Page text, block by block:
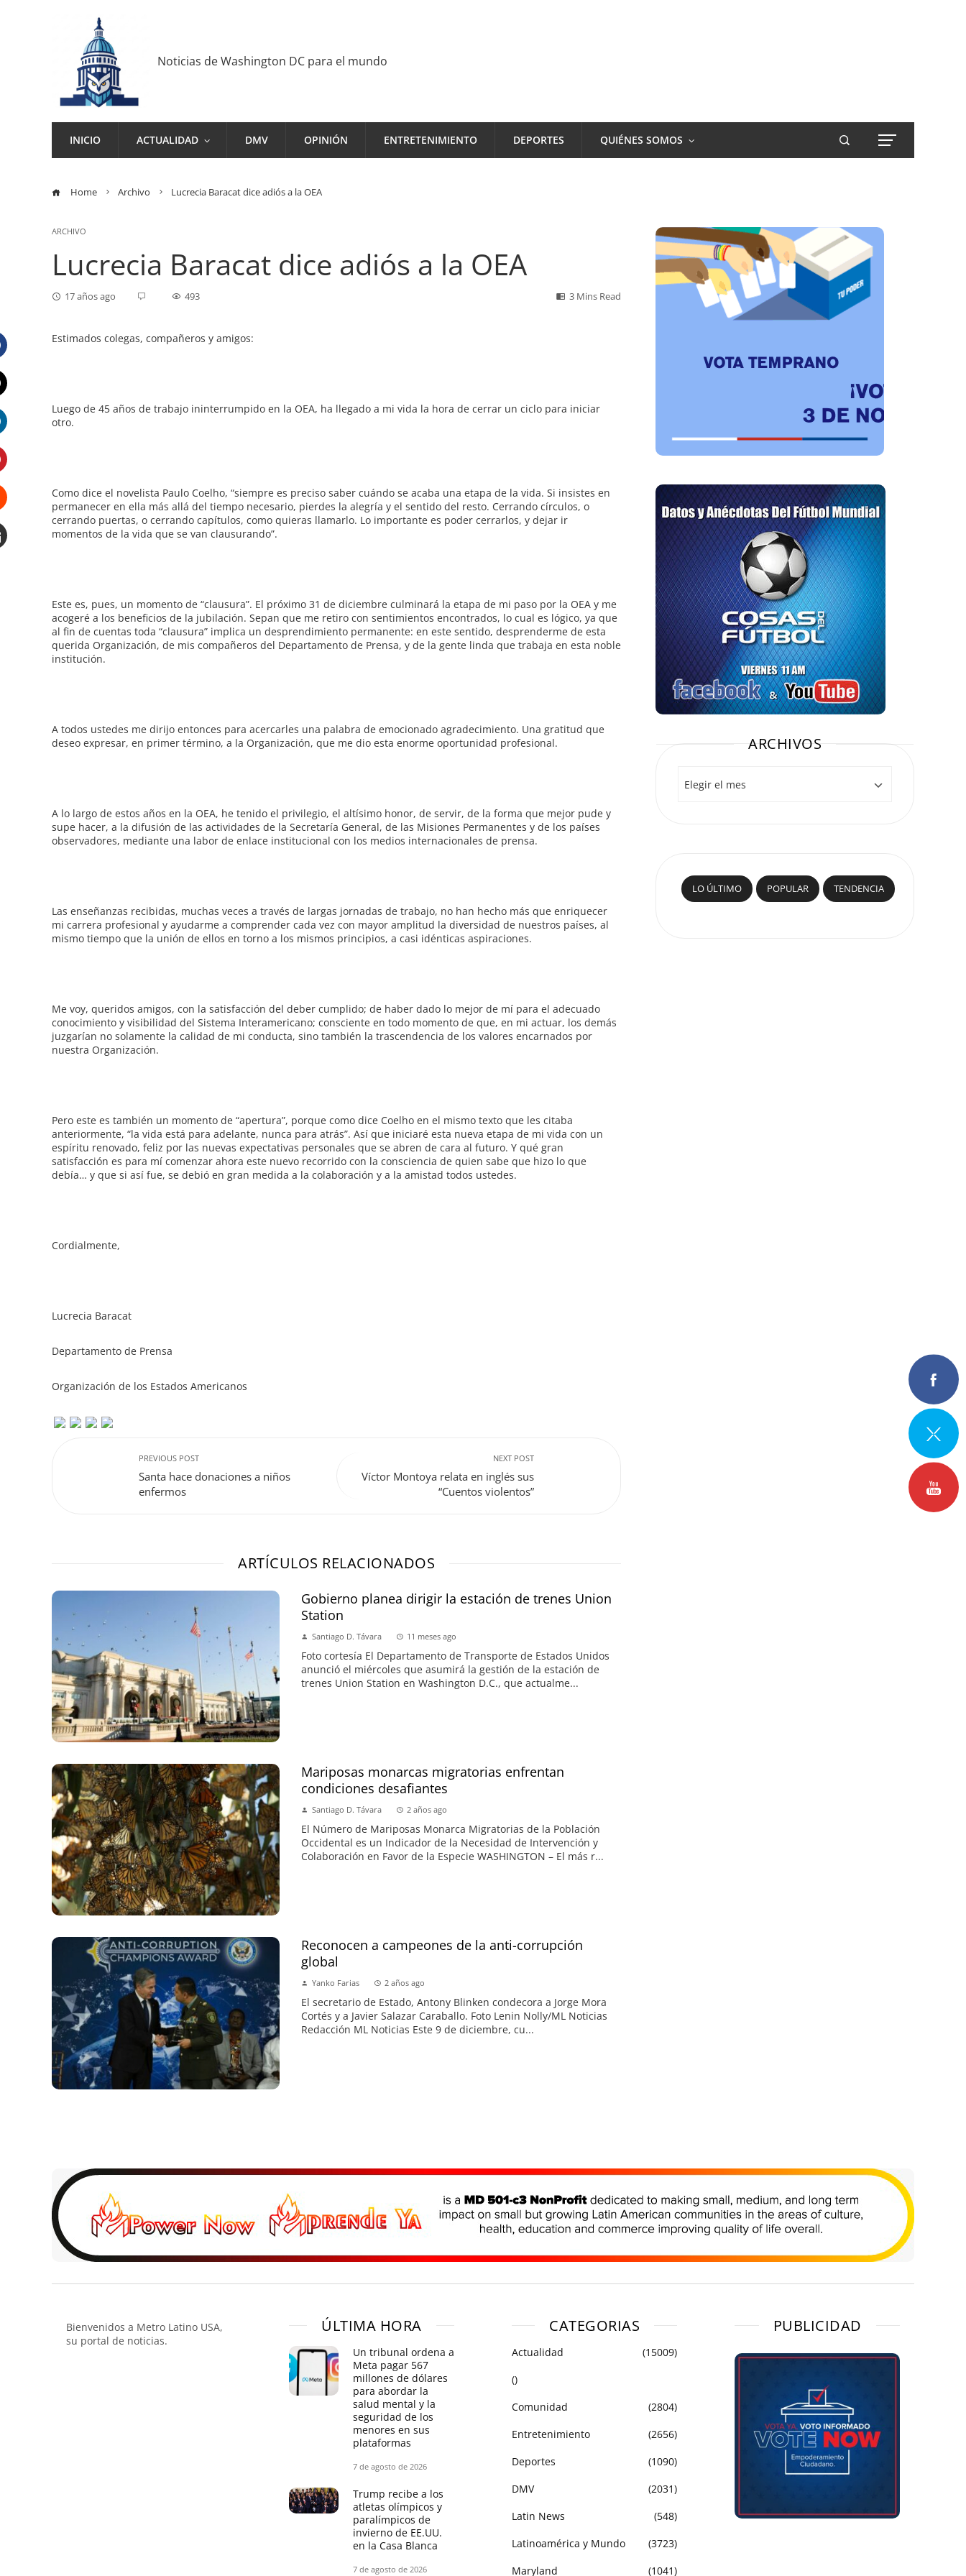
Noticias de Washington DC para el mundo
INICIO ACTUALIDAD DMV OPINIÓN ENTRETENIMIENTO DEPORTES QUIÉNES SOMOS
Home Archivo Lucrecia Baracat dice adiós a la OEA
ARCHIVO
Lucrecia Baracat dice adiós a la OEA
17 años ago 493 3 Mins Read
Estimados colegas, compañeros y amigos:
Luego de 45 años de trabajo ininterrumpido en la OEA, ha llegado a mi vida la hora de cerrar un ciclo para iniciar
otro.
Como dice el novelista Paulo Coelho, “siempre es preciso saber cuándo se acaba una etapa de la vida. Si insistes en
permanecer en ella más allá del tiempo necesario, pierdes la alegría y el sentido del resto. Cerrando círculos, o
cerrando puertas, o cerrando capítulos, como quieras llamarlo. Lo importante es poder cerrarlos, y dejar ir
momentos de la vida que se van clausurando”.
Este es, pues, un momento de “clausura”. El próximo 31 de diciembre culminará la etapa de mi paso por la OEA y me
acogeré a los beneficios de la jubilación. Sepan que me retiro con sentimientos encontrados, lo cual es lógico, ya que
al fin de cuentas toda “clausura” implica un desprendimiento permanente: en este sentido, desprenderme de esta
querida Organización, de mis compañeros del Departamento de Prensa, y de la gente linda que trabaja en esta noble
institución.
A todos ustedes me dirijo entonces para acercarles una palabra de emocionado agradecimiento. Una gratitud que
deseo expresar, en primer término, a la Organización, que me dio esta enorme oportunidad profesional.
A lo largo de estos años en la OEA, he tenido el privilegio, el altísimo honor, de servir, de la forma que mejor pude y
supe hacer, a la difusión de las actividades de la Secretaría General, de las Misiones Permanentes y de los países
observadores, mediante una labor de enlace institucional con los medios internacionales de prensa.
Las enseñanzas recibidas, muchas veces a través de largas jornadas de trabajo, no han hecho más que enriquecer
mi carrera profesional y ayudarme a comprender cada vez con mayor amplitud la diversidad de nuestros países, al
mismo tiempo que la unión de ellos en torno a los mismos principios, a casi idénticas aspiraciones.
Me voy, queridos amigos, con la satisfacción del deber cumplido; de haber dado lo mejor de mí para el adecuado
conocimiento y visibilidad del Sistema Interamericano; consciente en todo momento de que, en mi actuar, los demás
juzgarían no solamente la calidad de mi conducta, sino también la trascendencia de los valores encarnados por
nuestra Organización.
Pero este es también un momento de “apertura”, porque como dice Coelho en el mismo texto que les citaba
anteriormente, “la vida está para adelante, nunca para atrás”. Así que iniciaré esta nueva etapa de mi vida con un
espíritu renovado, feliz por las nuevas expectativas personales que se abren de cara al futuro. Y qué gran
satisfacción es para mí comenzar ahora este nuevo recorrido con la consciencia de quien sabe que hizo lo que
debía… y que si así fue, se debió en gran medida a la colaboración y a la amistad todos ustedes.
Cordialmente,
Lucrecia Baracat
Departamento de Prensa
Organización de los Estados Americanos
PREVIOUS POST
Santa hace donaciones a niños
enfermos
NEXT POST
Víctor Montoya relata en inglés sus
“Cuentos violentos”
ARTÍCULOS RELACIONADOS
Gobierno planea dirigir la estación de trenes Union
Station
Santiago D. Távara 11 meses ago
Foto cortesía El Departamento de Transporte de Estados Unidos
anunció el miércoles que asumirá la gestión de la estación de
trenes Union Station en Washington D.C., que actualme...
Mariposas monarcas migratorias enfrentan
condiciones desafiantes
Santiago D. Távara 2 años ago
El Número de Mariposas Monarca Migratorias de la Población
Occidental es un Indicador de la Necesidad de Intervención y
Colaboración en Favor de la Especie WASHINGTON – El más r...
Reconocen a campeones de la anti-corrupción
global
Yanko Farias 2 años ago
El secretario de Estado, Antony Blinken condecora a Jorge Mora
Cortés y a Javier Salazar Caraballo. Foto Lenin Nolly/ML Noticias
Redacción ML Noticias Este 9 de diciembre, cu...
ARCHIVOS
LO ÚLTIMO POPULAR TENDENCIA
Bienvenidos a Metro Latino USA,
su portal de noticias.
ÚLTIMA HORA
Un tribunal ordena a
Meta pagar 567
millones de dólares
para abordar la
salud mental y la
seguridad de los
menores en sus
plataformas
7 de agosto de 2026
Trump recibe a los
atletas olímpicos y
paralímpicos de
invierno de EE.UU.
en la Casa Blanca
7 de agosto de 2026
CATEGORIAS
Actualidad
(15009)
()
Comunidad
(2804)
Entretenimiento
(2656)
Deportes
(1090)
DMV
(2031)
Latin News
(548)
Latinoamérica y Mundo
(3723)
Maryland
(1041)
PUBLICIDAD